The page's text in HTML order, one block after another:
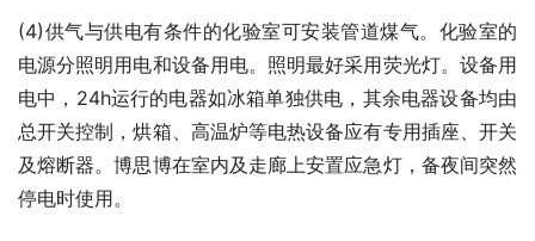
(4)供气与供电有条件的化验室可安装管道煤气。化验室的
电源分照明用电和设备用电。照明最好采用荧光灯。设备用
电中，24h运行的电器如冰箱单独供电，其余电器设备均由
总开关控制，烘箱、高温炉等电热设备应有专用插座、开关
及熔断器。博思博在室内及走廊上安置应急灯，备夜间突然
停电时使用。